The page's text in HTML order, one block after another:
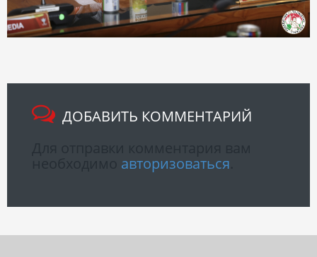
ДОБАВИТЬ КОММЕНТАРИЙ
авторизоваться